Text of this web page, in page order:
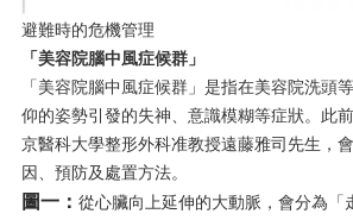
避難時的危機管理
「美容院腦中風症候群」
「美容院腦中風症候群」是指在美容院洗頭
仰的姿勢引發的失神、意識模糊等症狀。此
京醫科大學整形外科准教授遠藤雅司先生，
因、預防及處置方法。
圖一： 從心臟向上延伸的大動脈，會分為「